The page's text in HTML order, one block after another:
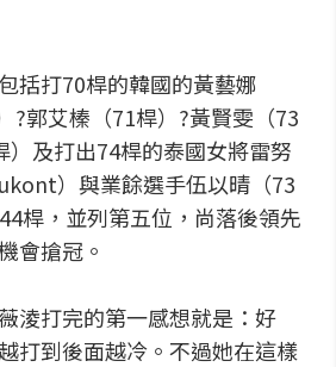
括打70桿的韓國的黃藝娜
?郭艾榛（71桿）?黃賢雯（73
）及打出74桿的泰國女將雷努
）與業餘選手伍以晴（73
桿，並列第五位，尚落後領先
會搶冠。
淩打完的第一感想就是：好
打到後面越冷。不過她在這樣